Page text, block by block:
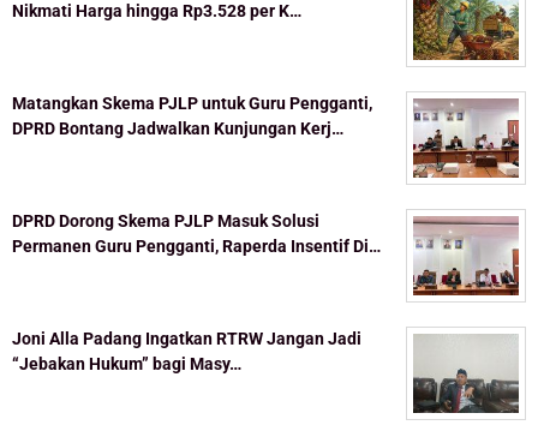
Nikmati Harga hingga Rp3.528 per K…
Matangkan Skema PJLP untuk Guru Pengganti,
DPRD Bontang Jadwalkan Kunjungan Kerj…
DPRD Dorong Skema PJLP Masuk Solusi
Permanen Guru Pengganti, Raperda Insentif Di…
Joni Alla Padang Ingatkan RTRW Jangan Jadi
“Jebakan Hukum” bagi Masy…